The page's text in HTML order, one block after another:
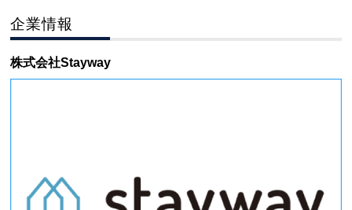
企業情報
株式会社Stayway